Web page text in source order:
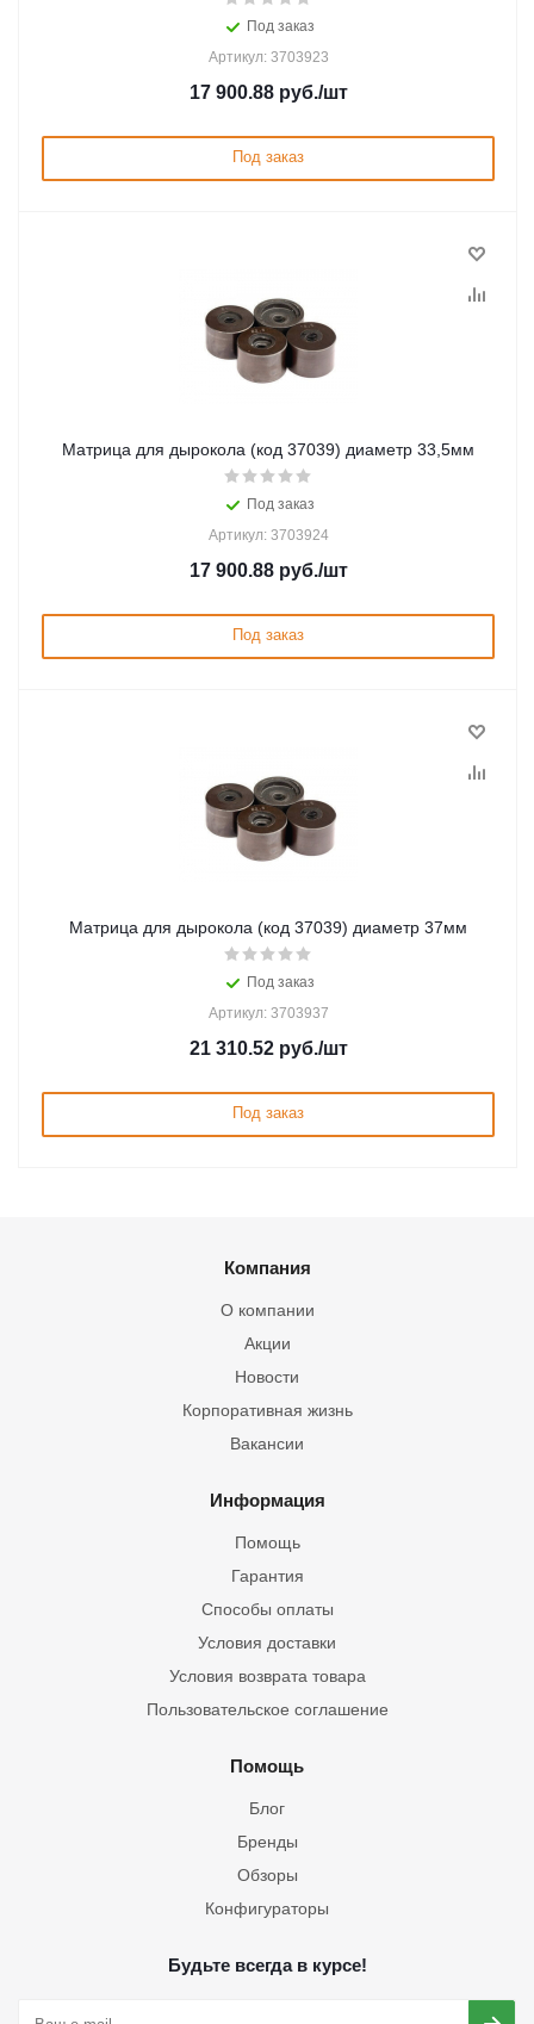
Под заказ
Артикул: 3703923
17 900.88руб./шт
Под заказ
Матрица для дырокола (код 37039) диаметр 33,5мм
Под заказ
Артикул: 3703924
17 900.88руб./шт
Под заказ
Матрица для дырокола (код 37039) диаметр 37мм
Под заказ
Артикул: 3703937
21 310.52руб./шт
Под заказ
Компания
О компании
Акции
Новости
Корпоративная жизнь
Вакансии
Информация
Помощь
Гарантия
Способы оплаты
Условия доставки
Условия возврата товара
Пользовательское соглашение
Помощь
Блог
Бренды
Обзоры
Конфигураторы
Будьте всегда в курсе!